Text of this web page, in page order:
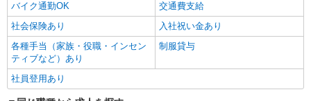
バイク通勤OK
交通費支給
社会保険あり
入社祝い金あり
各種手当（家族・役職・インセン
ティブなど）あり
制服貸与
社員登用あり